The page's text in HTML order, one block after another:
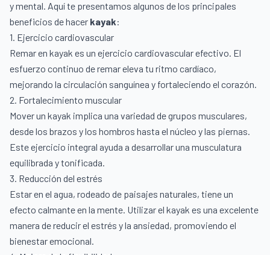
y mental. Aquí te presentamos algunos de los principales
beneficios de hacer kayak:
1. Ejercicio cardiovascular
Remar en kayak es un ejercicio cardiovascular efectivo. El
esfuerzo continuo de remar eleva tu ritmo cardíaco,
mejorando la circulación sanguínea y fortaleciendo el corazón.
2. Fortalecimiento muscular
Mover un kayak implica una variedad de grupos musculares,
desde los brazos y los hombros hasta el núcleo y las piernas.
Este ejercicio integral ayuda a desarrollar una musculatura
equilibrada y tonificada.
3. Reducción del estrés
Estar en el agua, rodeado de paisajes naturales, tiene un
efecto calmante en la mente. Utilizar el kayak es una excelente
manera de reducir el estrés y la ansiedad, promoviendo el
bienestar emocional.